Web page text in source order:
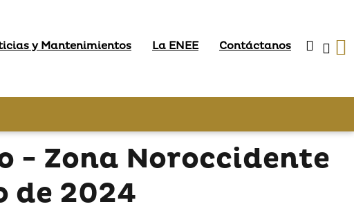
y Mantenimientos La ENEE Contáctanos
- Zona Noroccidente
de 2024